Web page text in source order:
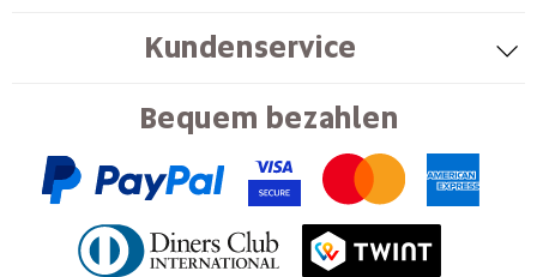
Kundenservice
Bequem bezahlen